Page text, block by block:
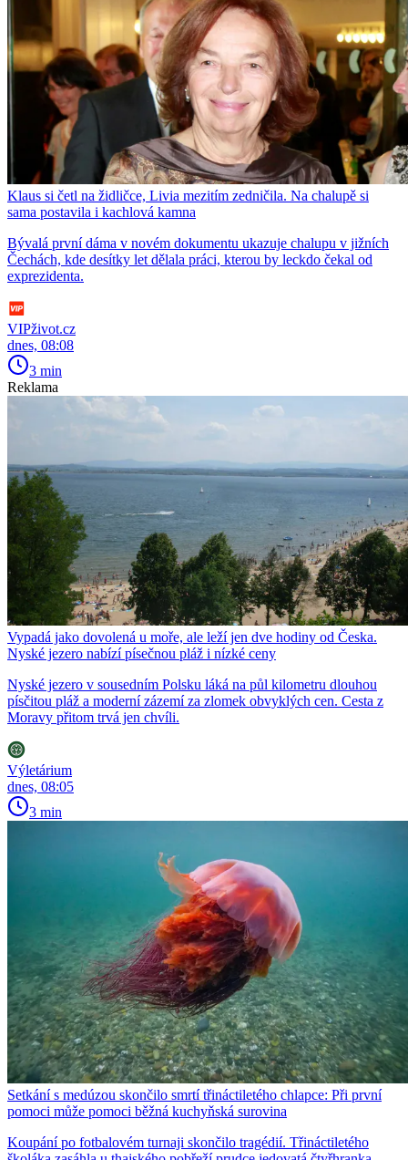
Klaus si četl na židličce, Livia mezitím zedničila. Na chalupě si
sama postavila i kachlová kamna
Bývalá první dáma v novém dokumentu ukazuje chalupu v jižních
Čechách, kde desítky let dělala práci, kterou by leckdo čekal od
exprezidenta.
VIPživot.cz
dnes, 08:08
3 min
Reklama
Vypadá jako dovolená u moře, ale leží jen dve hodiny od Česka.
Nyské jezero nabízí písečnou pláž i nízké ceny
Nyské jezero v sousedním Polsku láká na půl kilometru dlouhou
písčitou pláž a moderní zázemí za zlomek obvyklých cen. Cesta z
Moravy přitom trvá jen chvíli.
Výletárium
dnes, 08:05
3 min
Setkání s medúzou skončilo smrtí třináctiletého chlapce: Při první
pomoci může pomoci běžná kuchyňská surovina
Koupání po fotbalovém turnaji skončilo tragédií. Třináctiletého